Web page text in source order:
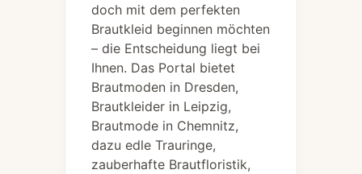
doch mit dem perfekten
Brautkleid beginnen möchten
– die Entscheidung liegt bei
Ihnen. Das Portal bietet
Brautmoden in Dresden,
Brautkleider in Leipzig,
Brautmode in Chemnitz,
dazu edle Trauringe,
zauberhafte Brautfloristik,